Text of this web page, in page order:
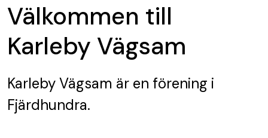
Välkommen till
Karleby Vägsam
Karleby Vägsam är en förening i
Fjärdhundra.